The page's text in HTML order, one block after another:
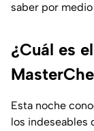
saber por
¿Cuál es
Esta noche
los indeseables